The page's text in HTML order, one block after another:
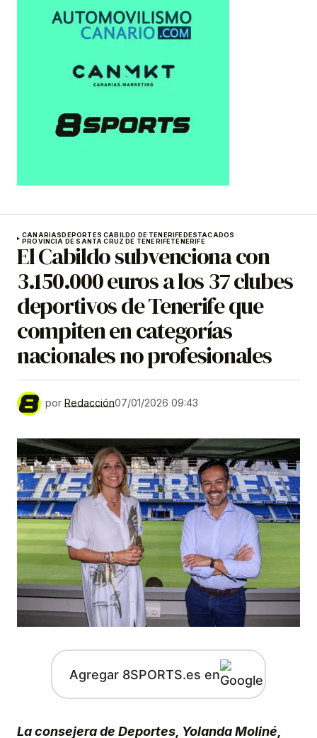
CANARIASDEPORTES CABILDO DE TENERIFEDESTACADOS
PROVINCIA DE SANTA CRUZ DE TENERIFETENERIFE
El Cabildo subvenciona con
3.150.000 euros a los 37 clubes
deportivos de Tenerife que
compiten en categorías
nacionales no profesionales
por Redacción07/01/2026 09:43
Agregar 8SPORTS.es en
La consejera de Deportes, Yolanda Moliné,